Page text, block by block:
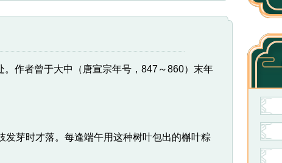
作者曾于大中（唐宣宗年号，847～860）末年
芽时才落。每逢端午用这种树叶包出的槲叶粽
秾艳
就在
要词
对
与韦
李商
十六
存三
的《